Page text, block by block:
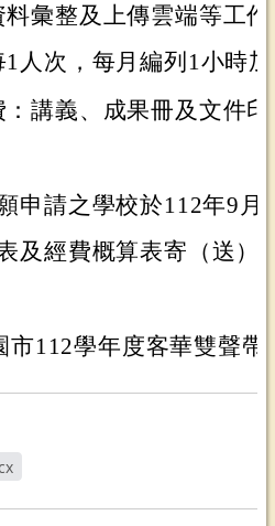
料彙整及上傳雲端等工
1人次，每月編列1小時
：講義、成果冊及文件
申請之學校於112年9月
及經費概算表寄（送）
市112學年度客華雙聲帶